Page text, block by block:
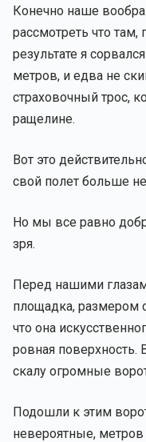
Конечно наше
рассмотреть что там,
результате я
метров, и едва не
страховочный трос,
ращелине.
Вот это
свой полет больше не
Но мы все равно
зря.
Перед нашими
площадка, размером
что она
ровная
скалу огромные
Подошли к этим
невероятные,